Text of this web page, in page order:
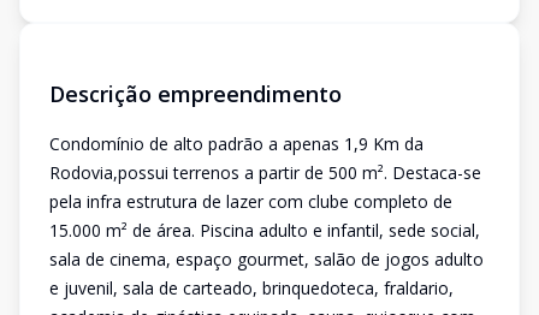
Descrição empreendimento
Condomínio de alto padrão a apenas 1,9 Km da
Rodovia,possui terrenos a partir de 500 m². Destaca-se
pela infra estrutura de lazer com clube completo de
15.000 m² de área. Piscina adulto e infantil, sede social,
sala de cinema, espaço gourmet, salão de jogos adulto
e juvenil, sala de carteado, brinquedoteca, fraldario,